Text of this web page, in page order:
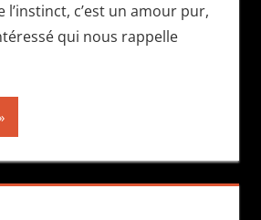
l’instinct, c’est un amour pur,
qui nous rappelle